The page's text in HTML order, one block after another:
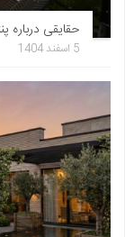
حقایقی
5 اسفند 1404